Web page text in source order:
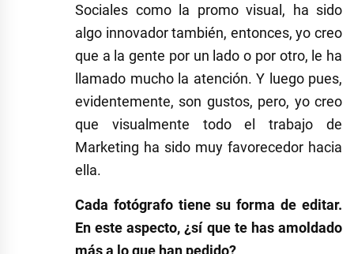
Sociales como la promo visual, ha sido
algo innovador también, entonces, yo creo
que a la gente por un lado o por otro, le ha
llamado mucho la atención. Y luego pues,
evidentemente, son gustos, pero, yo creo
que visualmente todo el trabajo de
Marketing ha sido muy favorecedor hacia
ella.
Cada fotógrafo tiene su forma de editar.
En este aspecto, ¿sí que te has amoldado
más a lo que han pedido?